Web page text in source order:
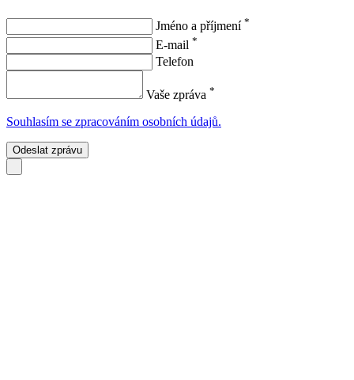
Jméno a příjmení *
E-mail *
Telefon
Vaše zpráva *
Souhlasím se zpracováním osobních údajů.